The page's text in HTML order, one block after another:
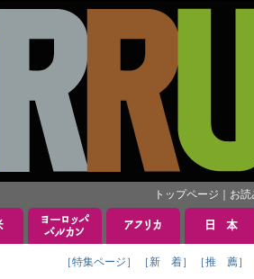
トップページ お
［特集ページ］ ［新 着］ ［推 薦］